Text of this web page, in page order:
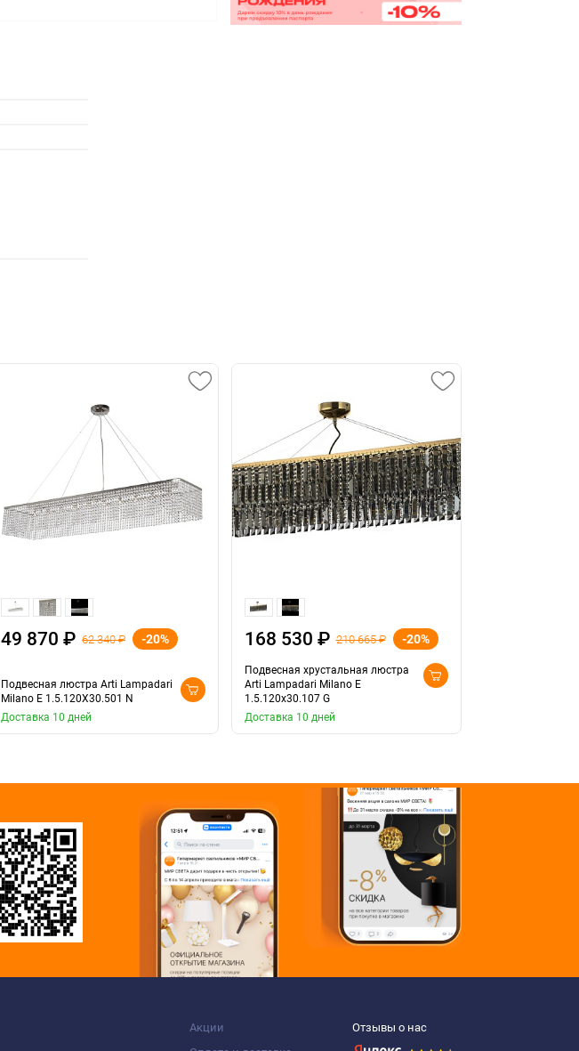
49 870 ₽ 62 340 ₽ -20%
Подвесная люстра Arti Lampadari
Milano E 1.5.120X30.501 N
Доставка 10 дней
168 530 ₽ 210 665 ₽ -20%
Подвесная хрустальная люстра
Arti Lampadari Milano E
1.5.120x30.107 G
Доставка 10 дней
Акции
Отзывы о нас